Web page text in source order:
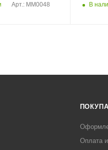
Арт.: MM0048 В
Оплата